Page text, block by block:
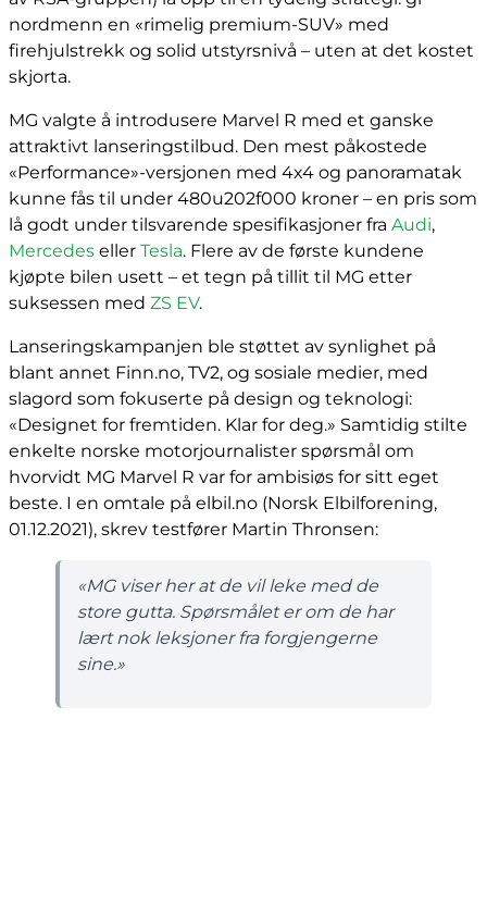
nordmenn en «rimelig premium-SUV» med
firehjulstrekk og solid utstyrsnivå – uten at det kostet
skjorta.
MG valgte å introdusere Marvel R med et ganske
attraktivt lanseringstilbud. Den mest påkostede
«Performance»-versjonen med 4x4 og panoramatak
kunne fås til under 480u202f000 kroner – en pris som
lå godt under tilsvarende spesifikasjoner fra Audi,
Mercedes eller Tesla. Flere av de første kundene
kjøpte bilen usett – et tegn på tillit til MG etter
suksessen med ZS EV.
Lanseringskampanjen ble støttet av synlighet på
blant annet Finn.no, TV2, og sosiale medier, med
slagord som fokuserte på design og teknologi:
«Designet for fremtiden. Klar for deg.» Samtidig stilte
enkelte norske motorjournalister spørsmål om
hvorvidt MG Marvel R var for ambisiøs for sitt eget
beste. I en omtale på elbil.no (Norsk Elbilforening,
01.12.2021), skrev testfører Martin Thronsen:
«MG viser her at de vil leke med de
store gutta. Spørsmålet er om de har
lært nok leksjoner fra forgjengerne
sine.»